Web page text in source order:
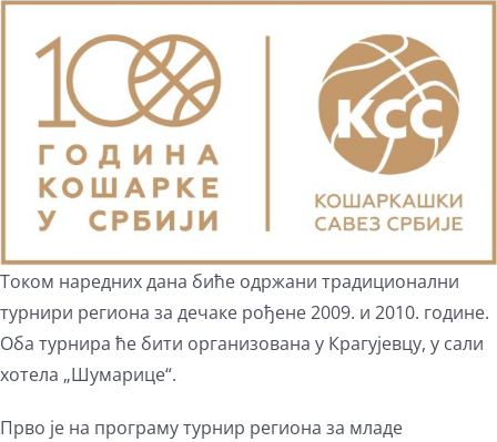
View
Larger
Током наредних дана биће одржани традиционални
турнири региона за дечаке рођене 2009. и 2010. године.
Оба турнира ће бити организована у Крагујевцу, у сали
хотела „Шумарице“.
Прво је на програму турнир региона за младе